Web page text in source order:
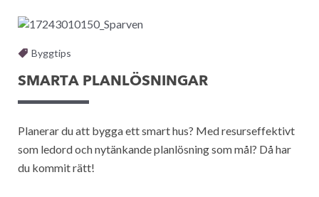
Byggtips
SMARTA PLANLÖSNINGAR
Planerar du att bygga ett smart hus? Med resurseffektivt
som ledord och nytänkande planlösning som mål? Då har
du kommit rätt!